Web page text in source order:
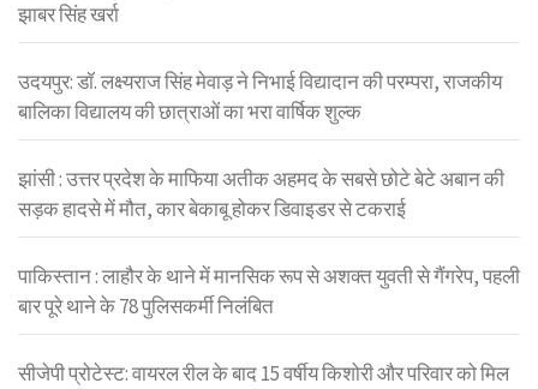
झाबर सिंह खर्रा
उदयपुर: डॉ. लक्ष्यराज सिंह मेवाड़ ने निभाई विद्यादान की परम्परा, राजकीय
बालिका विद्यालय की छात्राओं का भरा वार्षिक शुल्क
झांसी : उत्तर प्रदेश के माफिया अतीक अहमद के सबसे छोटे बेटे अबान की
सड़क हादसे में मौत, कार बेकाबू होकर डिवाइडर से टकराई
पाकिस्तान : लाहौर के थाने में मानसिक रूप से अशक्त युवती से गैंगरेप, पहली
बार पूरे थाने के 78 पुलिसकर्मी निलंबित
सीजेपी प्रोटेस्ट: वायरल रील के बाद 15 वर्षीय किशोरी और परिवार को मिल